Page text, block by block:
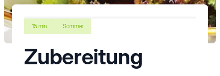
15 min Sommer
Zubereitung